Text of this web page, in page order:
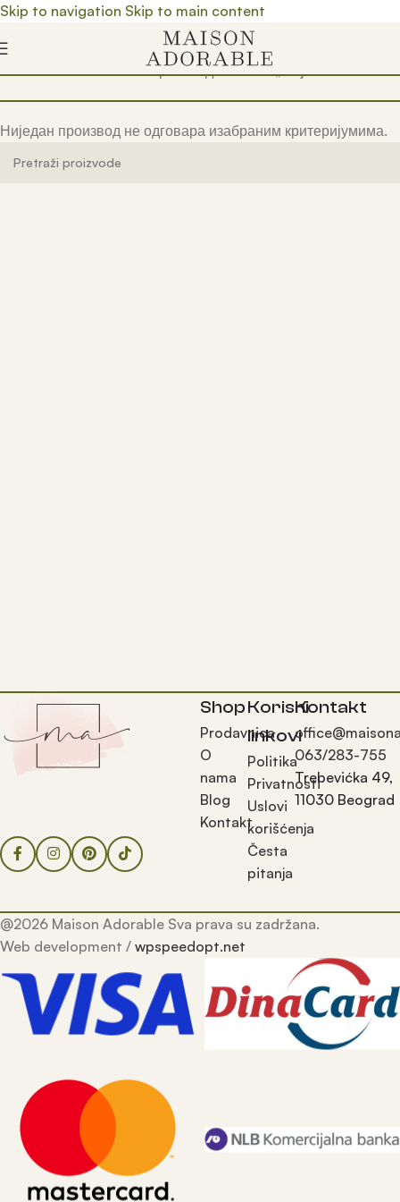
Skip to navigation Skip to main content
Почетна/ Prodavnica/ Производ oзначен „solja za smuti“
Ниједан производ не одговара изабраним критеријумима.
Shop
Prodavnica
O
nama
Blog
Kontakt
Korisni
linkovi
Politika
Privatnosti
Uslovi
korišćenja
Česta
pitanja
Kontakt
063/283-755
Trebevićka 49,
11030 Beograd
@2026 Maison Adorable Sva prava su zadržana.
Web development / wpspeedopt.net